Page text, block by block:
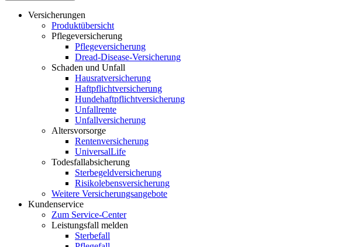
Versicherungen
Produktübersicht
Pflegeversicherung
Pflegeversicherung
Dread-Disease-Versicherung
Schaden und Unfall
Hausratversicherung
Haftpflichtversicherung
Hundehaftpflichtversicherung
Unfallrente
Unfallversicherung
Altersvorsorge
Rentenversicherung
UniversalLife
Todesfallabsicherung
Sterbegeldversicherung
Risikolebensversicherung
Weitere Versicherungsangebote
Kundenservice
Zum Service-Center
Leistungsfall melden
Sterbefall